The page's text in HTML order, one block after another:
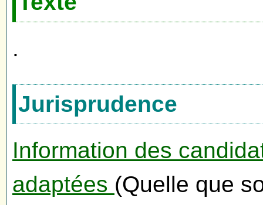
.
Jurisprudence
Information des
adaptées (Quelle que